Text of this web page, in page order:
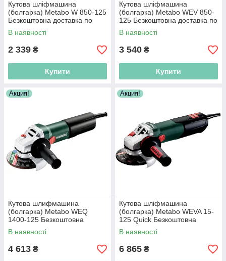
Кутова шліфмашина
(болгарка) Metabo W 850-125
Безкоштовна доставка по
Україні!
В наявності
2 339 ₴
Купити
Кутова шліфмашина
(болгарка) Metabo WEV 850-
125 Безкоштовна доставка по
Україні!
В наявності
3 540 ₴
Купити
Акция!
Кутова шлифмашина
(болгарка) Metabo WEQ
1400-125 Безкоштовна
доставка по Україні!
В наявності
4 613 ₴
Акция!
Кутова шліфмашина
(болгарка) Metabo WEVA 15-
125 Quick Безкоштовна
доставка по Україні!
В наявності
6 865 ₴